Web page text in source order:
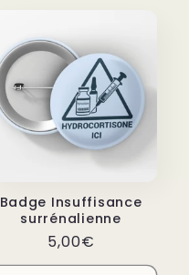
Badge Insuffisance
surrénalienne
Prix
habituel
5,00€